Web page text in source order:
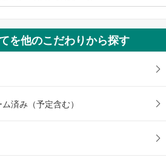
を他のこだわりから探す
済み（予定含む）